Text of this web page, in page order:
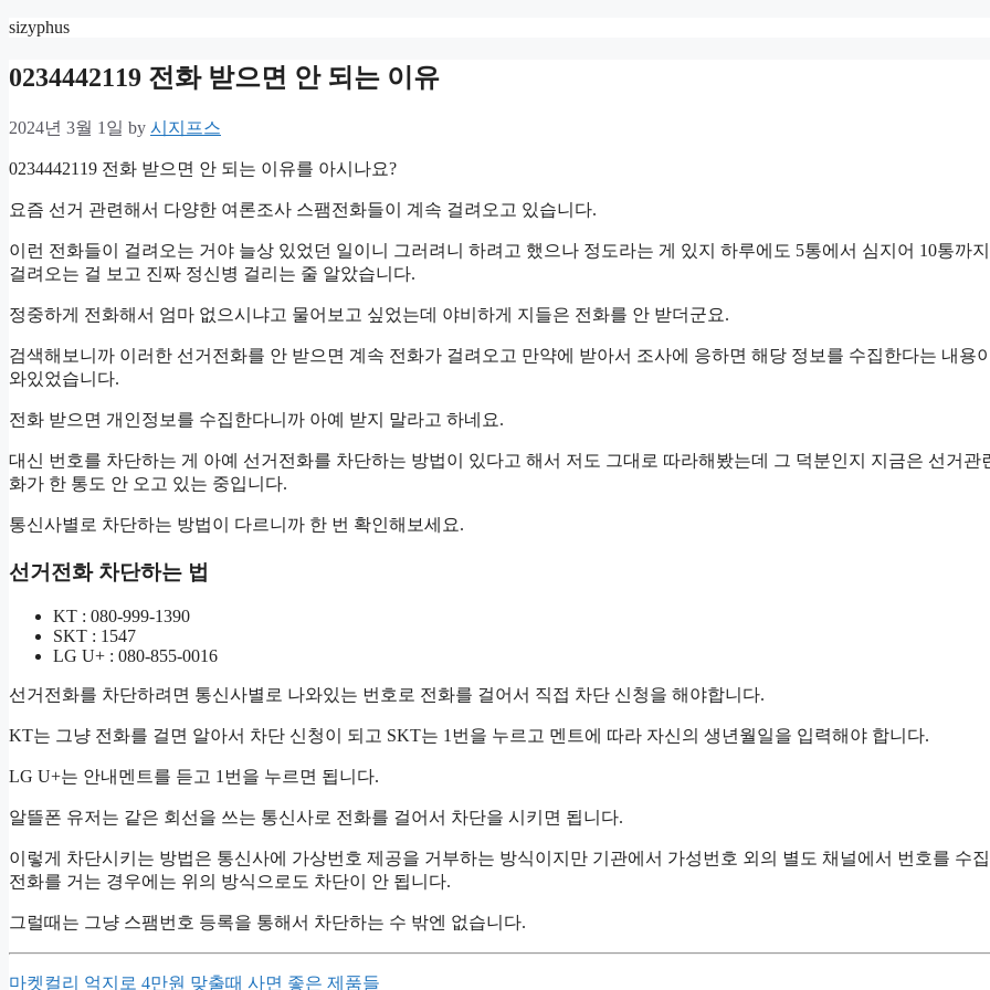
Skip
content
sizyphus
0234442119 전화 받으면 안 되는 이유
2024년 3월 1일 by 시지프스
0234442119 전화 받으면 안 되는 이유를 아시나요?
요즘 선거 관련해서 다양한 여론조사 스팸전화들이 계속 걸려오고 있습니다.
이런 전화들이 걸려오는 거야 늘상 있었던 일이니 그러려니 하려고 했으나 정도라는 게 있지 하루에도 5통에서 심지어 10통까
걸려오는 걸 보고 진짜 정신병 걸리는 줄 알았습니다.
정중하게 전화해서 엄마 없으시냐고 물어보고 싶었는데 야비하게 지들은 전화를 안 받더군요.
검색해보니까 이러한 선거전화를 안 받으면 계속 전화가 걸려오고 만약에 받아서 조사에 응하면 해당 정보를 수집한다는 내용
와있었습니다.
전화 받으면 개인정보를 수집한다니까 아예 받지 말라고 하네요.
대신 번호를 차단하는 게 아예 선거전화를 차단하는 방법이 있다고 해서 저도 그대로 따라해봤는데 그 덕분인지 지금은 선거관
화가 한 통도 안 오고 있는 중입니다.
통신사별로 차단하는 방법이 다르니까 한 번 확인해보세요.
선거전화 차단하는 법
KT : 080-999-1390
SKT : 1547
LG U+ : 080-855-0016
선거전화를 차단하려면 통신사별로 나와있는 번호로 전화를 걸어서 직접 차단 신청을 해야합니다.
KT는 그냥 전화를 걸면 알아서 차단 신청이 되고 SKT는 1번을 누르고 멘트에 따라 자신의 생년월일을 입력해야 합니다.
LG U+는 안내멘트를 듣고 1번을 누르면 됩니다.
알뜰폰 유저는 같은 회선을 쓰는 통신사로 전화를 걸어서 차단을 시키면 됩니다.
이렇게 차단시키는 방법은 통신사에 가상번호 제공을 거부하는 방식이지만 기관에서 가성번호 외의 별도 채널에서 번호를 수
전화를 거는 경우에는 위의 방식으로도 차단이 안 됩니다.
그럴때는 그냥 스팸번호 등록을 통해서 차단하는 수 밖엔 없습니다.
마켓컬리 억지로 4만원 맞출때 사면 좋은 제품들